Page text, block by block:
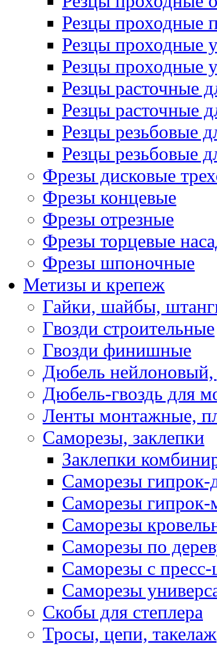
Резцы проходные
Резцы проходные
Резцы проходные
Резцы расточные
Резцы расточные
Резцы резьбовые
Резцы резьбовые
Фрезы дисковые
Фрезы концевые
Фрезы отрезные
Фрезы торцевые
Фрезы шпоночные
Метизы и крепеж
Гайки, шайбы,
Гвозди строительные
Гвозди финишные
Дюбель нейлоновый,
Дюбель-гвоздь для
Ленты монтажные,
Саморезы, заклепки
Заклепки
Саморезы гипрок-
Саморезы гипрок-
Саморезы
Саморезы по
Саморезы с
Саморезы
Скобы для степлера
Тросы, цепи, такелаж